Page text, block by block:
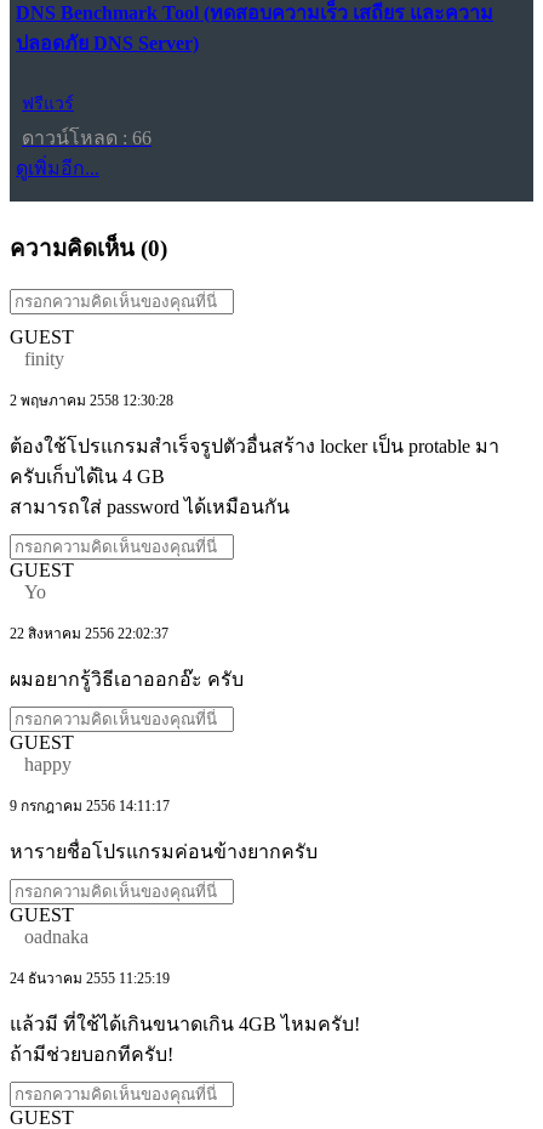
DNS Benchmark Tool (ทดสอบความเร็ว เสถียร และความ
ปลอดภัย DNS Server)
ฟรีแวร์
ดาวน์โหลด : 66
ดูเพิ่มอีก...
ความคิดเห็น (0)
GUEST
finity
2 พฤษภาคม 2558 12:30:28
ต้องใช้โปรแกรมสำเร็จรูปตัวอื่นสร้าง locker เป็น protable มา
ครับเก็บได้เิน 4 GB
สามารถใส่ password ได้เหมือนกัน
GUEST
Yo
22 สิงหาคม 2556 22:02:37
ผมอยากรู้วิธีเอาออกอ๊ะ ครับ
GUEST
happy
9 กรกฎาคม 2556 14:11:17
หารายชื่อโปรแกรมค่อนข้างยากครับ
GUEST
oadnaka
24 ธันวาคม 2555 11:25:19
แล้วมี ที่ใช้ได้เกินขนาดเกิน 4GB ไหมครับ!
ถ้ามีช่วยบอกทีครับ!
GUEST